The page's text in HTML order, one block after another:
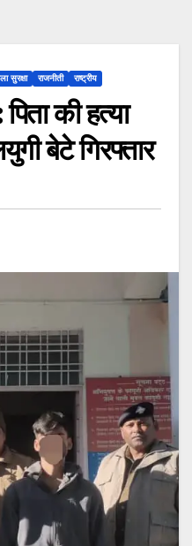
सुरक्षा राजनीती राष्ट्रीय
की हत्या
बेटे गिरफ्तार